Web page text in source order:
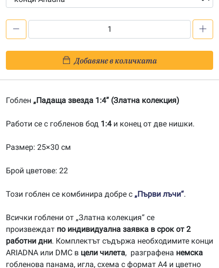
звезда
1:4-
Добавяне в количката
Гоблен „Падаща звезда 1:4” (Златна колекция)
Работи се с гобленов бод 1:4и конец от две нишки.
Размер: 25×30 см
Брой цветове: 22
Този гоблен се комбинира добре с „Първи лъчи“.
Всички гоблени от „Златна колекция“ се
произвеждат по индивидуална заявка в срок от 2
работни дни. Комплектът съдържа необходимите конци
ARIADNA или DMC в цели чилета, разграфена немска
гобленова панама, игла, схема с формат А4 и цветно